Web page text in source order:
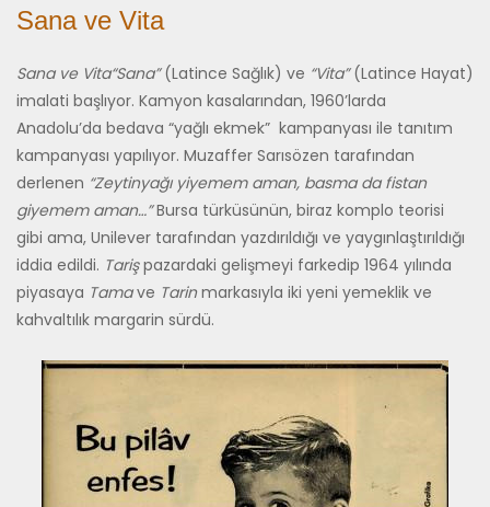
Sana ve Vita
Sana ve Vita“Sana”(Latince Sağlık) ve “Vita”(Latince Hayat)
imalati başlıyor. Kamyon kasalarından, 1960’larda
Anadolu’da bedava “yağlı ekmek” kampanyası ile tanıtım
kampanyası yapılıyor. Muzaffer Sarısözen tarafından
derlenen “Zeytinyağı yiyemem aman, basma da fistan
giyemem aman…”Bursa türküsünün, biraz komplo teorisi
gibi ama, Unilever tarafından yazdırıldığı ve yaygınlaştırıldığı
iddia edildi. Tarişpazardaki gelişmeyi farkedip 1964 yılında
piyasaya Tamave Tarinmarkasıyla iki yeni yemeklik ve
kahvaltılık margarin sürdü.